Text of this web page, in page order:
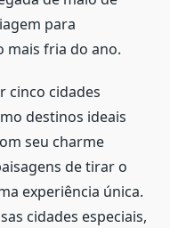
para
mais fria do ano.
cinco cidades
destinos ideais
seu charme
de tirar o
experiência única.
cidades especiais,